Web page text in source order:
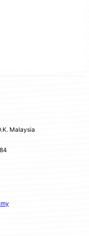
Malaysia